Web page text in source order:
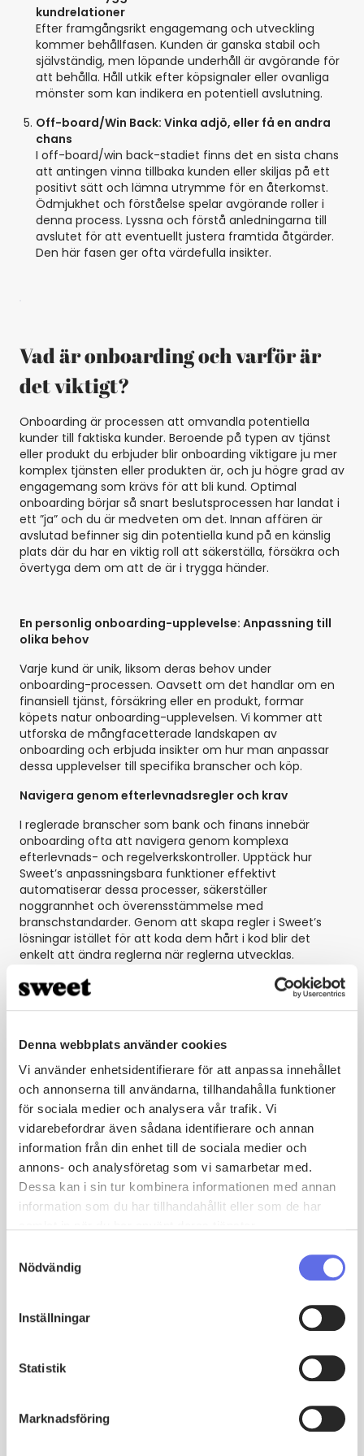
Denna webbplats använder cookies
Vi använder enhetsidentifierare för att anpassa innehållet
och annonserna till användarna, tillhandahålla funktioner
för sociala medier och analysera vår trafik. Vi
vidarebefordrar även sådana identifierare och annan
information från din enhet till de sociala medier och
annons- och analysföretag som vi samarbetar med.
Dessa kan i sin tur kombinera informationen med annan
information som du har tillhandahållit eller som de har
Nödvändig
Inställningar
Statistik
Marknadsföring
kundrelationer
Efter framgångsrikt engagemang och utveckling
kommer behållfasen. Kunden är ganska stabil och
självständig, men löpande underhåll är avgörande för
att behålla. Håll utkik efter köpsignaler eller ovanliga
mönster som kan indikera en potentiell avslutning.
Off-board/Win Back: Vinka adjö, eller få en andra
chans
I off-board/win back-stadiet finns det en sista chans
att antingen vinna tillbaka kunden eller skiljas på ett
positivt sätt och lämna utrymme för en återkomst.
Ödmjukhet och förståelse spelar avgörande roller i
denna process. Lyssna och förstå anledningarna till
avslutet för att eventuellt justera framtida åtgärder.
Den här fasen ger ofta värdefulla insikter.
Vad är onboarding och varför är
det viktigt?
Onboarding är processen att omvandla potentiella
kunder till faktiska kunder. Beroende på typen av tjänst
eller produkt du erbjuder blir onboarding viktigare ju mer
komplex tjänsten eller produkten är, och ju högre grad av
engagemang som krävs för att bli kund. Optimal
onboarding börjar så snart beslutsprocessen har landat i
ett ”ja” och du är medveten om det. Innan affären är
avslutad befinner sig din potentiella kund på en känslig
plats där du har en viktig roll att säkerställa, försäkra och
övertyga dem om att de är i trygga händer.
En personlig onboarding-upplevelse: Anpassning till
olika behov
Varje kund är unik, liksom deras behov under
onboarding-processen. Oavsett om det handlar om en
finansiell tjänst, försäkring eller en produkt, formar
köpets natur onboarding-upplevelsen. Vi kommer att
utforska de mångfacetterade landskapen av
onboarding och erbjuda insikter om hur man anpassar
dessa upplevelser till specifika branscher och köp.
Navigera genom efterlevnadsregler och krav
I reglerade branscher som bank och finans innebär
onboarding ofta att navigera genom komplexa
efterlevnads- och regelverkskontroller. Upptäck hur
Sweet’s anpassningsbara funktioner effektivt
automatiserar dessa processer, säkerställer
noggrannhet och överensstämmelse med
branschstandarder. Genom att skapa regler i Sweet’s
lösningar istället för att koda dem hårt i kod blir det
enkelt att ändra reglerna när reglerna utvecklas.
Hur Sweet löser utmaningar och
hinder under onboarding
När det gäller att onboarda och introducera nya kunder
erbjuder Sweet en kraftfull lösning för att effektivisera
hela processen. Kombinationen av
datainsamlingsverktygetSweet Formsoch regel-,
automations- och integrationsmotorn Sweet
Automation möjliggör utformningen av en helt digital
onboarding-process som samlar in viktig kunddata
effektivt och hjälper dig skapa regler och kundresor. Så
här fungerar det: